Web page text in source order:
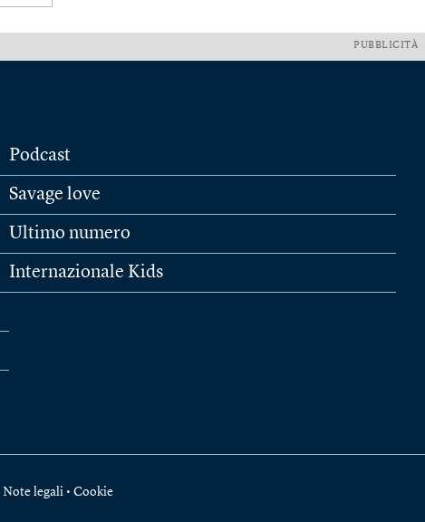
PUBBLICITÀ
Podcast
Savage love
Ultimo numero
Internazionale Kids
Note legali • Cookie